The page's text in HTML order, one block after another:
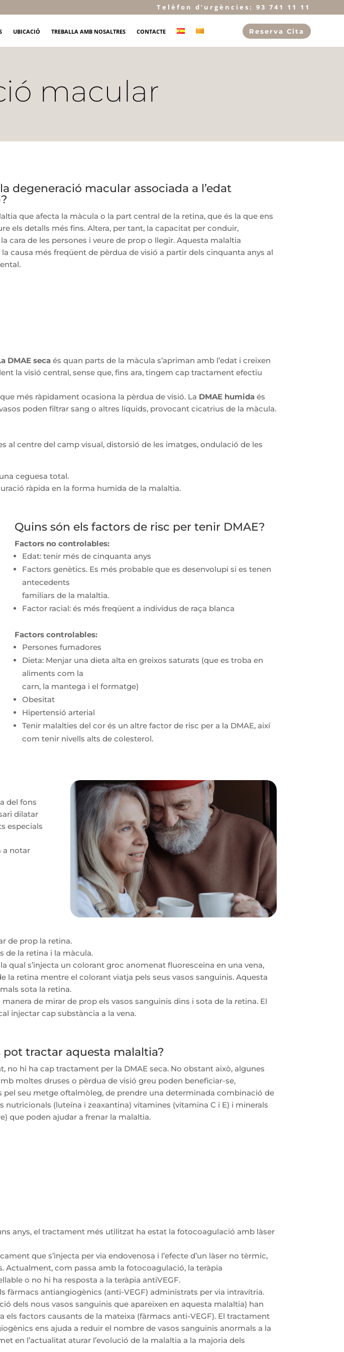
Telèfon d’urgències: 93 741 11 11
UBICACIÓ TREBALLA AMB NOSALTRES CONTACTE Reserva Cita
macular
degeneració macular associada a l’edat
que afecta la màcula o la part central de la retina, que és la que ens
els detalls més fins. Altera, per tant, la capacitat per conduir,
cara de les persones i veure de prop o llegir. Aquesta malaltia
causa més freqüent de pèrdua de visió a partir dels cinquanta anys al
DMAE seca és quan parts de la màcula s’apriman amb l’edat i creixen
la visió central, sense que, fins ara, tingem cap tractament efectiu
més ràpidament ocasiona la pèrdua de visió. La DMAE humida és
poden filtrar sang o altres líquids, provocant cicatrius de la màcula.
al centre del camp visual, distorsió de les imatges, ondulació de les
ceguesa total.
ràpida en la forma humida de la malaltia.
Quins són els factors de risc per tenir DMAE?
Factors no controlables:
Edat: tenir més de cinquanta anys
Factors genètics. Es més probable que es desenvolupi si es tenen
antecedents
familiars de la malaltia.
Factor racial: és més freqüent a individus de raça blanca
Factors controlables:
Persones fumadores
Dieta: Menjar una dieta alta en greixos saturats (que es troba en
aliments com la
carn, la mantega i el formatge)
Obesitat
Hipertensió arterial
Tenir malalties del cor és un altre factor de risc per a la DMAE, així
com tenir nivells alts de colesterol.
del fons
dilatar
especials
a notar
de prop la retina.
de la retina i la màcula.
qual s’injecta un colorant groc anomenat fluoresceïna en una vena,
la retina mentre el colorant viatja pels seus vasos sanguinis. Aquesta
sota la retina.
de mirar de prop els vasos sanguinis dins i sota de la retina. El
injectar cap substància a la vena.
pot tractar aquesta malaltia?
no hi ha cap tractament per la DMAE seca. No obstant això, algunes
moltes druses o pèrdua de visió greu poden beneficiar-se,
pel seu metge oftalmòleg, de prendre una determinada combinació de
nutricionals (luteína i zeaxantina) vitamines (vitamina C i E) i minerals
que poden ajudar a frenar la malaltia.
anys, el tractament més utilitzat ha estat la fotocoagulació amb làser
que s’injecta per via endovenosa i l’efecte d’un làser no tèrmic,
Actualment, com passa amb la fotocoagulació, la teràpia
o no hi ha resposta a la teràpia antiVEGF.
fàrmacs antiangiogènics (anti-VEGF) administrats per via intravítria.
dels nous vasos sanguinis que apareixen en aquesta malaltia) han
factors causants de la mateixa (fàrmacs anti-VEGF). El tractament
ens ajuda a reduir el nombre de vasos sanguinis anormals a la
en l’actualitat aturar l’evolució de la malaltia a la majoria dels